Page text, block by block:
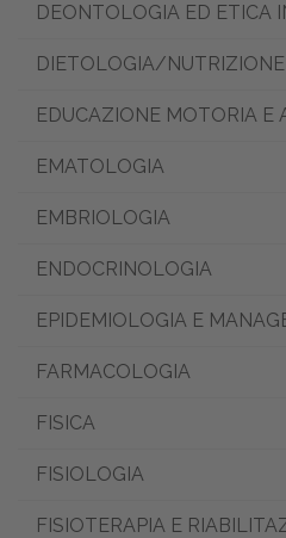
DEONTOLOGIA ED ETICA
DIETOLOGIA/NUTRIZIONE
EDUCAZIONE MOTORIA E
EMATOLOGIA
EMBRIOLOGIA
ENDOCRINOLOGIA
EPIDEMIOLOGIA E
FARMACOLOGIA
FISICA
FISIOLOGIA
FISIOTERAPIA E